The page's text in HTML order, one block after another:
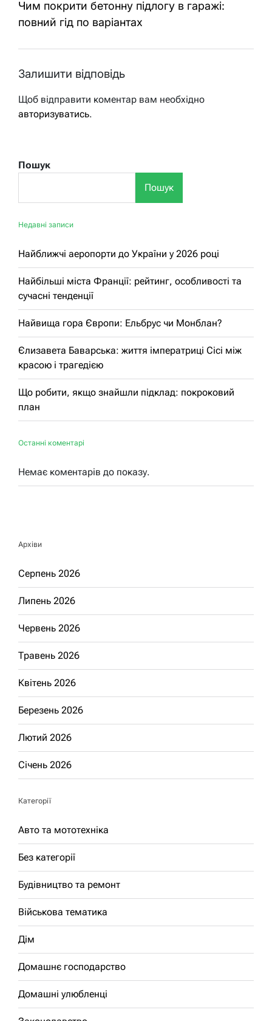
Чим покрити бетонну підлогу в гаражі:
повний гід по варіантах
Залишити відповідь
Щоб відправити коментар вам необхідно
авторизуватись.
Пошук
Пошук
Недавні записи
Найближчі аеропорти до України у 2026 році
Найбільші міста Франції: рейтинг, особливості та
сучасні тенденції
Найвища гора Європи: Ельбрус чи Монблан?
Єлизавета Баварська: життя імператриці Сісі між
красою і трагедією
Що робити, якщо знайшли підклад: покроковий
план
Останні коментарі
Немає коментарів до показу.
Архіви
Серпень 2026
Липень 2026
Червень 2026
Травень 2026
Квітень 2026
Березень 2026
Лютий 2026
Січень 2026
Категорії
Авто та мототехніка
Без категорії
Будівництво та ремонт
Військова тематика
Дім
Домашнє господарство
Домашні улюбленці